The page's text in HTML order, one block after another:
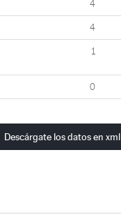
4
4
1
0
Descárgate los datos en xml